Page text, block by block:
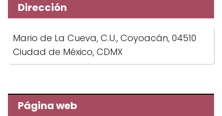
Dirección
Mario de La Cueva, C.U., Coyoacán, 04510
Ciudad de México, CDMX
Página web